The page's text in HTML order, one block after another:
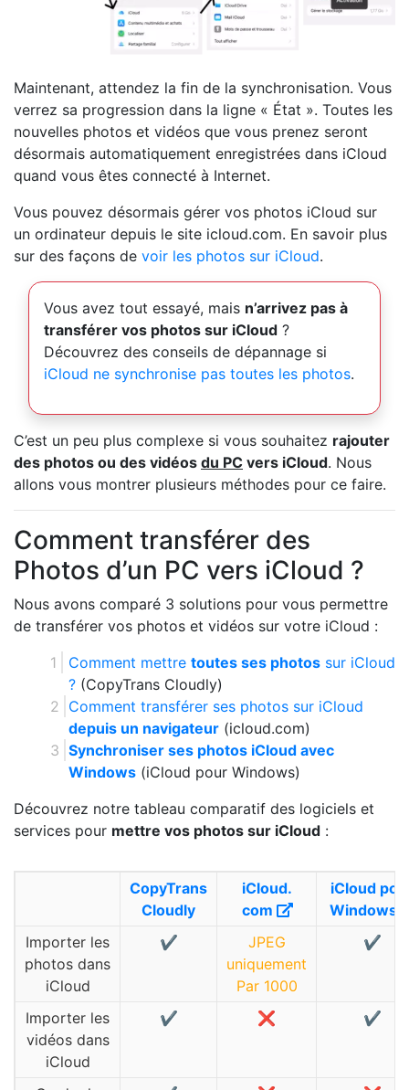
Maintenant, attendez la fin de la synchronisation. Vous
verrez sa progression dans la ligne « État ». Toutes les
nouvelles photos et vidéos que vous prenez seront
désormais automatiquement enregistrées dans iCloud
quand vous êtes connecté à Internet.
Vous pouvez désormais gérer vos photos iCloud sur
un ordinateur depuis le site icloud.com. En savoir plus
sur des façons de voir les photos sur iCloud.
Vous avez tout essayé, mais n’arrivez pas à
transférer vos photos sur iCloud ?
Découvrez des conseils de dépannage si
iCloud ne synchronise pas toutes les photos.
C’est un peu plus complexe si vous souhaitez rajouter
des photos ou des vidéos du PC vers iCloud. Nous
allons vous montrer plusieurs méthodes pour ce faire.
Comment transférer des
Photos d’un PC vers iCloud ?
Nous avons comparé 3 solutions pour vous permettre
de transférer vos photos et vidéos sur votre iCloud :
Comment mettre toutes ses photos sur iCloud
? (CopyTrans Cloudly)
Comment transférer ses photos sur iCloud
depuis un navigateur (icloud.com)
Synchroniser ses photos iCloud avec
Windows (iCloud pour Windows)
Découvrez notre tableau comparatif des logiciels et
services pour mettre vos photos sur iCloud :
CopyTrans
Cloudly
iCloud.
com
iCloud
Windows
Importer les
photos dans
iCloud
✔️
JPEG
uniquement
Par 1000
✔️
Importer les
vidéos dans
iCloud
✔️ ❌ ✔️